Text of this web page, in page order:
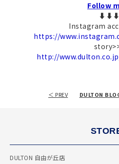
Follow
⬇︎⬇︎⬇︎
Instagram
https://
http://
＜ PREV DULTON
DULTON 自由が丘店